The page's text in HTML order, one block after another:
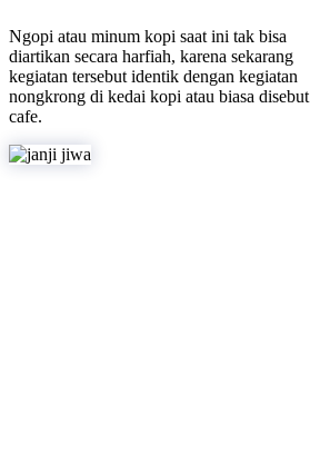
Ngopi atau minum kopi saat ini tak bisa
diartikan secara harfiah, karena sekarang
kegiatan tersebut identik dengan kegiatan
nongkrong di kedai kopi atau biasa disebut
cafe.